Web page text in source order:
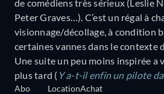
de comédiens très sérieux (Leslie
Peter Graves…). C’est un régal à
visionnage/décollage, à condition
certaines vannes dans le contexte
Une suite un peu moins inspirée a
plus tard ( Y a-t-il enfin un pilote
Abo LocationAchat